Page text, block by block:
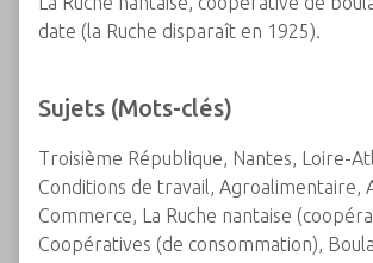
date (la Ruche disparaît en 1925).
Sujets (Mots-clés)
Troisième République, Nantes, Loire-
Conditions de travail, Agroalimentaire,
Commerce, La Ruche nantaise
Coopératives (de consommation),